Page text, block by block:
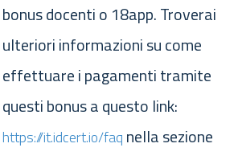
bonus docenti o 18app. Troverai
ulteriori informazioni su come
effettuare i pagamenti tramite
questi bonus a questo link:
https://it.idcert.io/faq nella sezione